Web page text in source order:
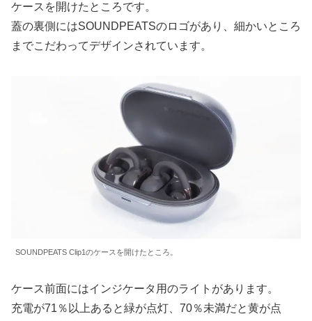
ケースを開けたところです。
蓋の裏側にはSOUNDPEATSのロゴがあり、細かいところ
までこだわってデザインされています。
SOUNDPEATS Clip1のケースを開けたところ。
ケース前面にはインジケータ用のライトがあります。
充電が71％以上あると緑が点灯、70％未満だと黄が点